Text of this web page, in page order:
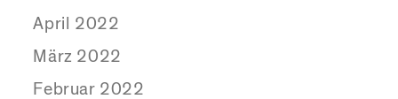
April 2022
März 2022
Februar 2022